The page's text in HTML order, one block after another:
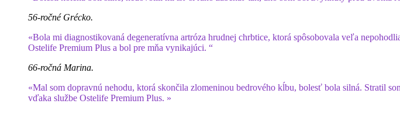
56-ročné Grécko.
«Bola mi diagnostikovaná degeneratívna artróza hrudnej chrbtice, ktorá spôsobovala veľa
Ostelife Premium Plus a bol pre mňa vynikajúci. “
66-ročná Marina.
«Mal som dopravnú nehodu, ktorá skončila zlomeninou bedrového kĺbu, bolesť bola silná. Stratil
vďaka službe Ostelife Premium Plus. »